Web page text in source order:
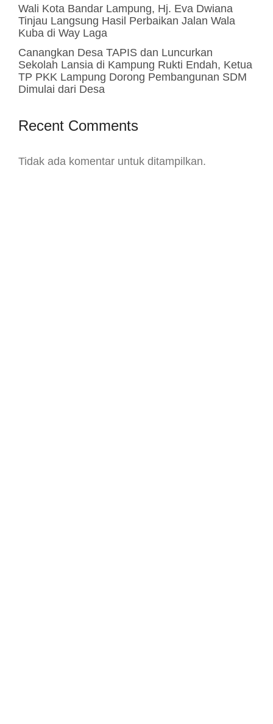
Wali Kota Bandar Lampung, Hj. Eva Dwiana
Tinjau Langsung Hasil Perbaikan Jalan Wala
Kuba di Way Laga
Canangkan Desa TAPIS dan Luncurkan
Sekolah Lansia di Kampung Rukti Endah, Ketua
TP PKK Lampung Dorong Pembangunan SDM
Dimulai dari Desa
Recent Comments
Tidak ada komentar untuk ditampilkan.